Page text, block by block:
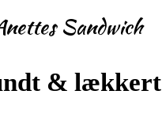
Sandwich
& lækkert